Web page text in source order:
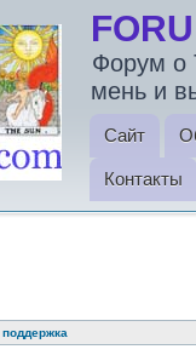
Форум о
мень и
Сайт
Контакты